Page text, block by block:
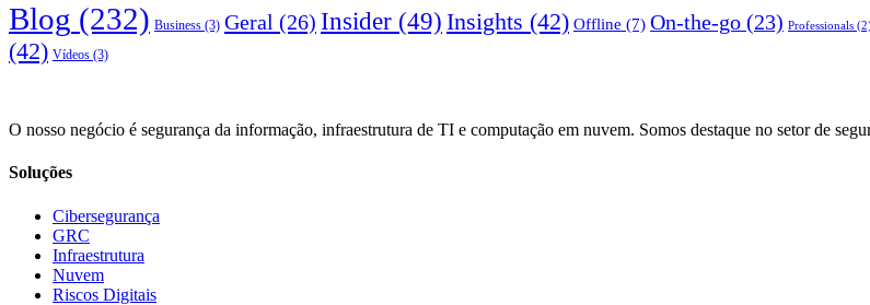
Blog (232) Business (3) Geral (26) Insider (49) Insights (42) Offline (7) On-the-go (23) Professionals
(42) Vídeos (3)
O nosso negócio é segurança da informação, infraestrutura de TI e computação em nuvem. Somos destaque no setor de
Soluções
Cibersegurança
GRC
Infraestrutura
Nuvem
Riscos Digitais